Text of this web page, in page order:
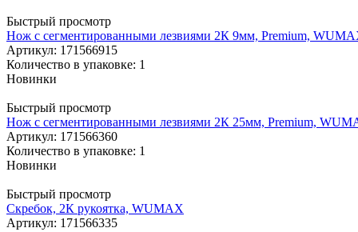
Быстрый просмотр
Нож с сегментированными лезвиями 2К 9мм, Premium,
Артикул: 171566915
Количество в упаковке: 1
Новинки
Быстрый просмотр
Нож с сегментированными лезвиями 2К 25мм, Premium,
Артикул: 171566360
Количество в упаковке: 1
Новинки
Быстрый просмотр
Скребок, 2К рукоятка, WUMAX
Артикул: 171566335